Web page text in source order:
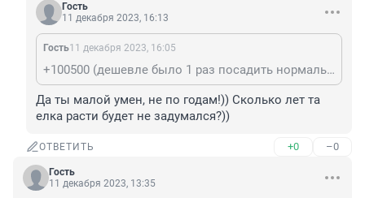
Гость
11 декабря 2023, 16:13
Гость11 декабря 2023, 16:05
+100500 (дешевле было 1 раз посадить нормальную ёлку посредине площади, чем каждый год в унитаз сливать бюджетные деньги налогоплательщиков)
Да ты малой умен, не по годам!)) Сколько лет та
елка расти будет не задумался?))
ОТВЕТИТЬ +0 –0
Гость
11 декабря 2023, 13:35